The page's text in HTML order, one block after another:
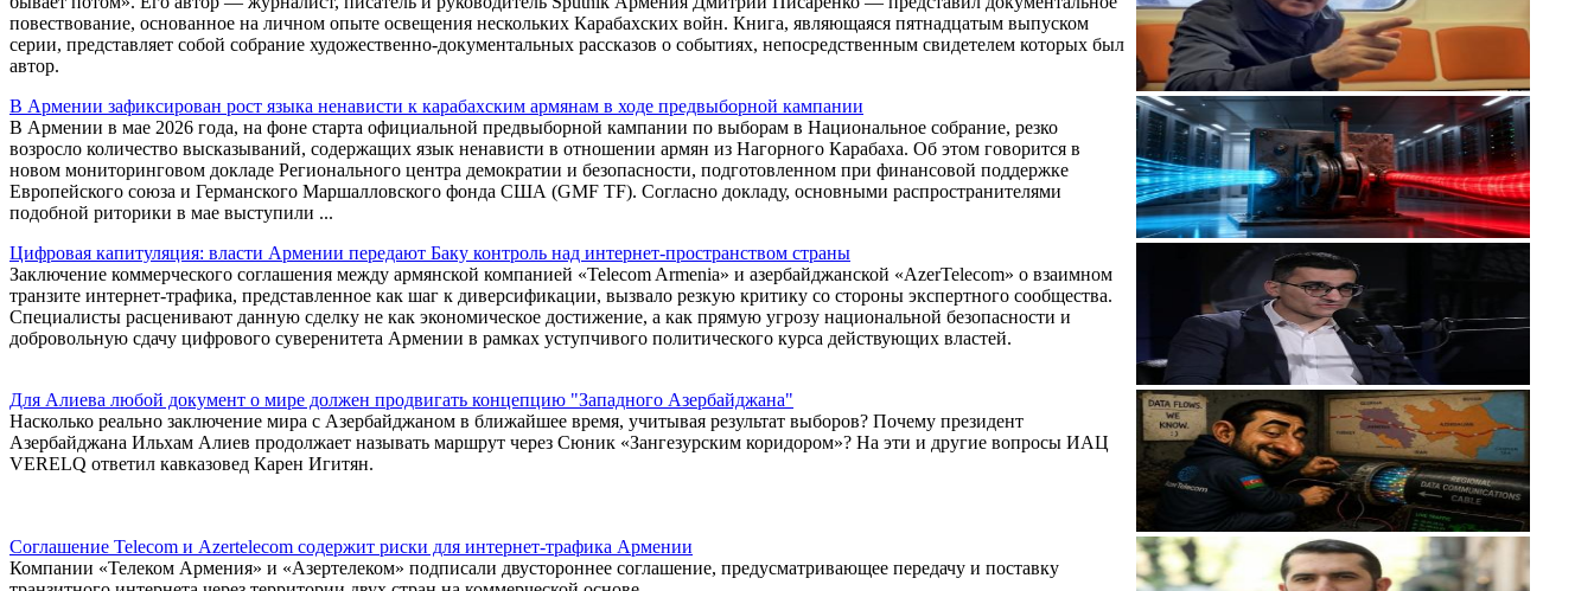
повествование, основанное на личном опыте освещения нескольких Карабахских войн. Книга, являющаяся пятнадцатым выпуском
серии, представляет собой собрание художественно-документальных рассказов о событиях, непосредственным свидетелем которых был
автор.
В Армении зафиксирован рост языка ненависти к карабахским армянам в ходе предвыборной кампании
В Армении в мае 2026 года, на фоне старта официальной предвыборной кампании по выборам в Национальное собрание, резко
возросло количество высказываний, содержащих язык ненависти в отношении армян из Нагорного Карабаха. Об этом говорится в
новом мониторинговом докладе Регионального центра демократии и безопасности, подготовленном при финансовой поддержке
Европейского союза и Германского Маршалловского фонда США (GMF TF). Согласно докладу, основными распространителями
подобной риторики в мае выступили ...
Цифровая капитуляция: власти Армении передают Баку контроль над интернет-пространством страны
Заключение коммерческого соглашения между армянской компанией «Telecom Armenia» и азербайджанской «AzerTelecom» о взаимном
транзите интернет-трафика, представленное как шаг к диверсификации, вызвало резкую критику со стороны экспертного сообщества.
Специалисты расценивают данную сделку не как экономическое достижение, а как прямую угрозу национальной безопасности и
добровольную сдачу цифрового суверенитета Армении в рамках уступчивого политического курса действующих властей.
Для Алиева любой документ о мире должен продвигать концепцию "Западного Азербайджана"
Насколько реально заключение мира с Азербайджаном в ближайшее время, учитывая результат выборов? Почему президент
Азербайджана Ильхам Алиев продолжает называть маршрут через Сюник «Зангезурским коридором»? На эти и другие вопросы ИАЦ
VERELQ ответил кавказовед Карен Игитян.
Соглашение Telecom и Azertelecom содержит риски для интернет-трафика Армении
Компании «Телеком Армения» и «Азертелеком» подписали двустороннее соглашение, предусматривающее передачу и поставку